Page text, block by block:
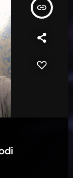
insert_link